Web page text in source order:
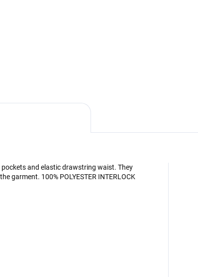
and elastic drawstring waist. They
garment. 100% POLYESTER INTERLOCK